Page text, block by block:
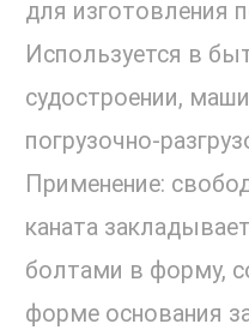
для изготовления
Используется в
судостроении,
погрузочно-
Применение:
каната
болтами в форму,
форме основания